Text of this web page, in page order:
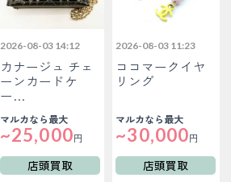
2026-08-03 14:12
カナージュ チェ
ーンカードケ
ー…
マルカなら最大
~25,000円
店頭買取
2026-08-03 11:23
ココマークイヤ
リング
マルカなら最大
~30,000円
店頭買取